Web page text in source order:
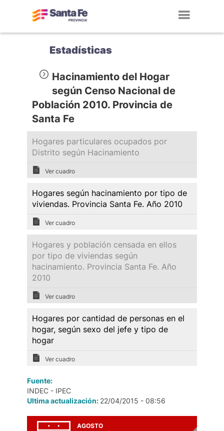
Estadísticas
Hacinamiento del Hogar
según Censo Nacional de
Población 2010. Provincia de
Santa Fe
Hogares particulares ocupados por
Distrito según Hacinamiento
Ver cuadro
Hogares según hacinamiento por tipo de
viviendas. Provincia Santa Fe. Año 2010
Ver cuadro
Hogares y población censada en ellos
por tipo de viviendas según
hacinamiento. Provincia Santa Fe. Año
2010
Ver cuadro
Hogares por cantidad de personas en el
hogar, según sexo del jefe y tipo de
hogar
Ver cuadro
Fuente:
INDEC - IPEC
Ultima actualización: 22/04/2015 - 08:56
AGOSTO